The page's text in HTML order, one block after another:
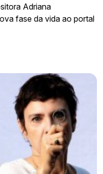
Adriana
fase da vida ao portal